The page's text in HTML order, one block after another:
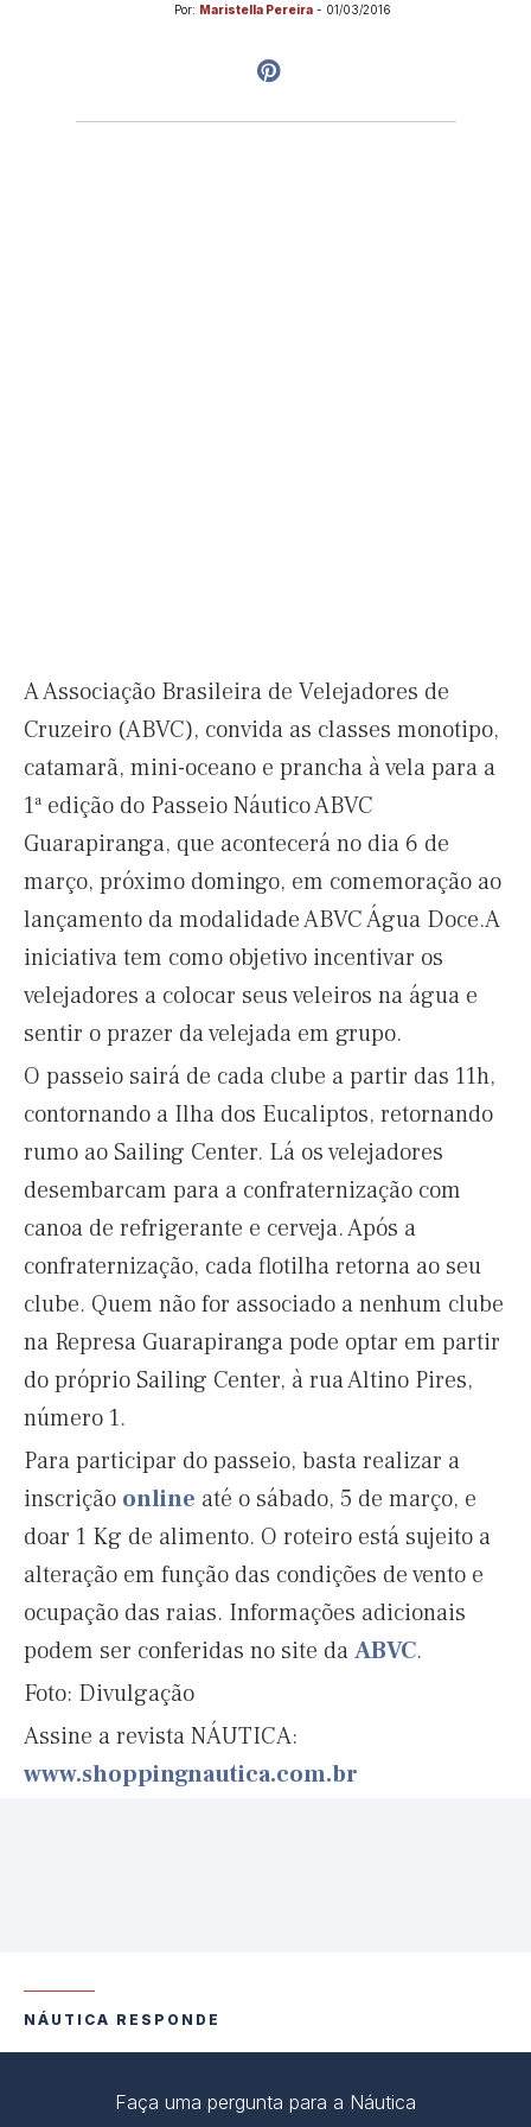
Por: Maristella Pereira - 01/03/2016
A Associação Brasileira de Velejadores de
Cruzeiro (ABVC), convida as classes monotipo,
catamarã, mini-oceano e prancha à vela para a
1ª edição do Passeio Náutico ABVC
Guarapiranga, que acontecerá no dia 6 de
março, próximo domingo, em comemoração ao
lançamento da modalidade ABVC Água Doce.A
iniciativa tem como objetivo incentivar os
velejadores a colocar seus veleiros na água e
sentir o prazer da velejada em grupo.
O passeio sairá de cada clube a partir das 11h,
contornando a Ilha dos Eucaliptos, retornando
rumo ao Sailing Center. Lá os velejadores
desembarcam para a confraternização com
canoa de refrigerante e cerveja. Após a
confraternização, cada flotilha retorna ao seu
clube. Quem não for associado a nenhum clube
na Represa Guarapiranga pode optar em partir
do próprio Sailing Center, à rua Altino Pires,
número 1.
Para participar do passeio, basta realizar a
inscrição online até o sábado, 5 de março, e
doar 1 Kg de alimento. O roteiro está sujeito a
alteração em função das condições de vento e
ocupação das raias. Informações adicionais
podem ser conferidas no site daABVC.
Foto: Divulgação
Assine a revista NÁUTICA:
www.shoppingnautica.com.br
NÁUTICA RESPONDE
Faça uma pergunta para a Náutica